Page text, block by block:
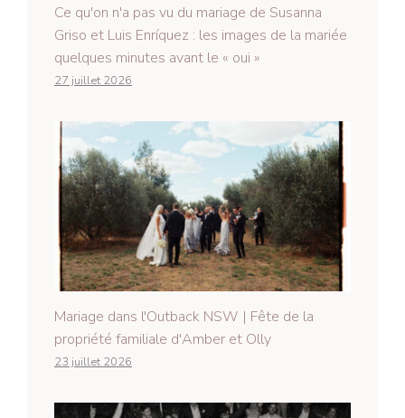
Ce qu'on n'a pas vu du mariage de Susanna
Griso et Luis Enríquez : les images de la mariée
quelques minutes avant le « oui »
27 juillet 2026
Mariage dans l'Outback NSW | Fête de la
propriété familiale d'Amber et Olly
23 juillet 2026